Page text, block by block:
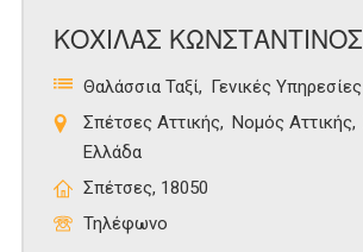
ΚΟΧΙΛΑΣ ΚΩΝΣΤΑΝΤΙΝΟΣ
Θαλάσσια Ταξί
Γενικές Υπηρεσίες
Σπέτσες Αττικής
Νομός Αττικής
Ελλάδα
Σπέτσες, 18050
Τηλέφωνο